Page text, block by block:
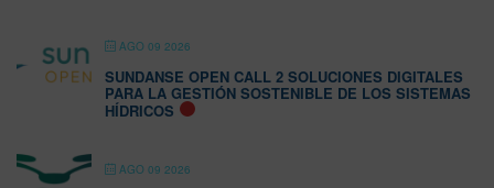
AGO 09 2026
SUNDANSE OPEN CALL 2 SOLUCIONES DIGITALES
PARA LA GESTIÓN SOSTENIBLE DE LOS SISTEMAS
HÍDRICOS
AGO 09 2026